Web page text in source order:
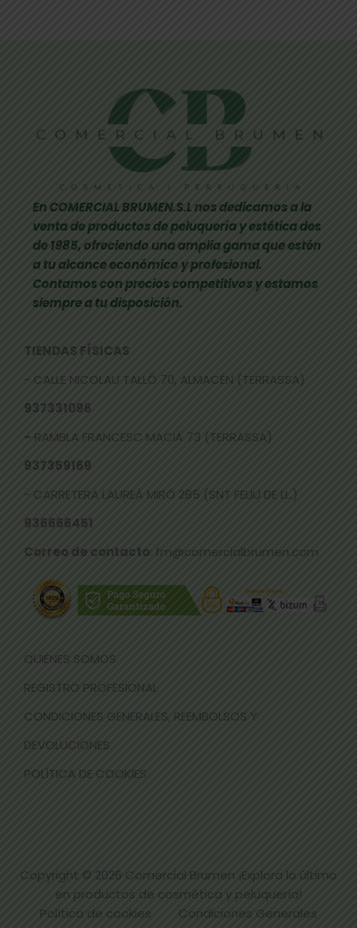
En COMERCIAL BRUMEN.S.L nos dedicamos a la
venta de productos de peluquería y estética des
de 1985, ofreciendo una amplia gama que estén
a tu alcance económico y profesional.
Contamos con precios competitivos y estamos
siempre a tu disposición.
TIENDAS FÍSICAS
- CALLE NICOLAU TALLÓ 70, ALMACÉN (TERRASSA)
937331096
- RAMBLA FRANCESC MACIÀ 73 (TERRASSA)
937359169
- CARRETERA LAUREÀ MIRÓ 285 (SNT FELIU DE LL.)
936666451
Correo de contacto: fm@comercialbrumen.com
QUIÉNES SOMOS
REGISTRO PROFESIONAL
CONDICIONES GENERALES, REEMBOLSOS Y
DEVOLUCIONES
POLÍTICA DE COOKIES
Copyright © 2026 Comercial Brumen ¡Explora lo último
en productos de cosmética y peluquería!
Política de cookies
Condiciones Generales